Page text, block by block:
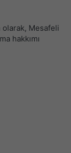
Mesafeli
hakkımı